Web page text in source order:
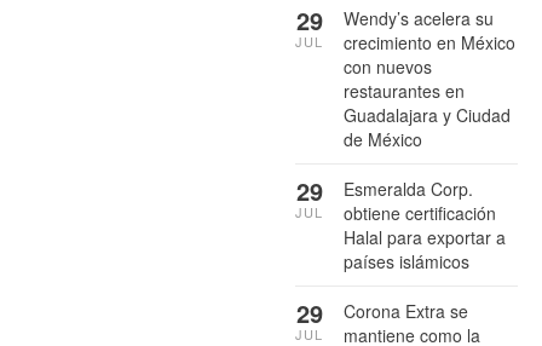
Wendy’s acelera su
crecimiento en México
con nuevos
restaurantes en
Guadalajara y Ciudad
de México
29
JUL
Esmeralda Corp.
obtiene certificación
Halal para exportar a
países islámicos
29
JUL
Corona Extra se
mantiene como la
29
JUL